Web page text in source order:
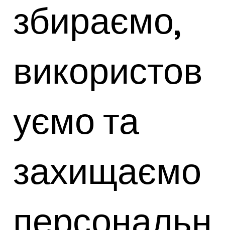
збираємо,
використов
уємо та
захищаємо